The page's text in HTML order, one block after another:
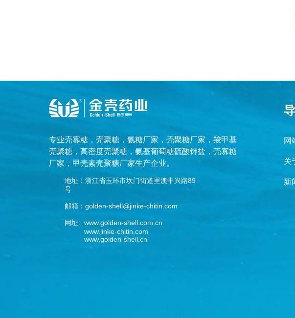
专业壳寡糖 ， 壳聚糖 ， 氨糖厂家 ， 壳聚糖厂家 ， 羧甲基
壳聚糖 ， 高密度壳聚糖 ， 氨基葡萄糖硫酸钾盐 ， 壳寡糖
厂家 ， 甲壳素壳聚糖厂家生产企业。
地址：浙江省玉环市坎门街道里澳中兴路89
号
邮箱：golden-shell@jinke-chitin.com
网址: www.golden-shell.com.cn
www.jinke-chitin.com
www.golden-shell.cn
网
关
新